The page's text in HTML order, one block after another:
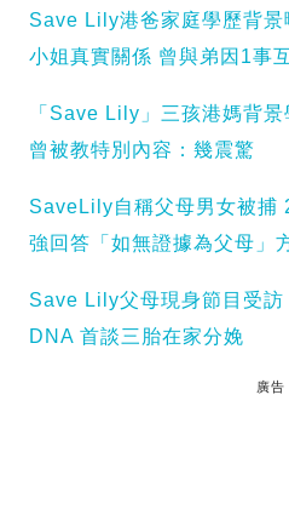
Save Lily港爸家庭學歷背景
小姐真實關係 曾與弟因1事
「Save Lily」三孩港媽背
曾被教特別內容：幾震驚
SaveLily自稱父母男女被捕
強回答「如無證據為父母」
Save Lily父母現身節目受訪
DNA 首談三胎在家分娩
廣告